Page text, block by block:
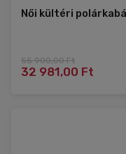
Női kültéri
55 900,00 Ft
32 981,00 Ft